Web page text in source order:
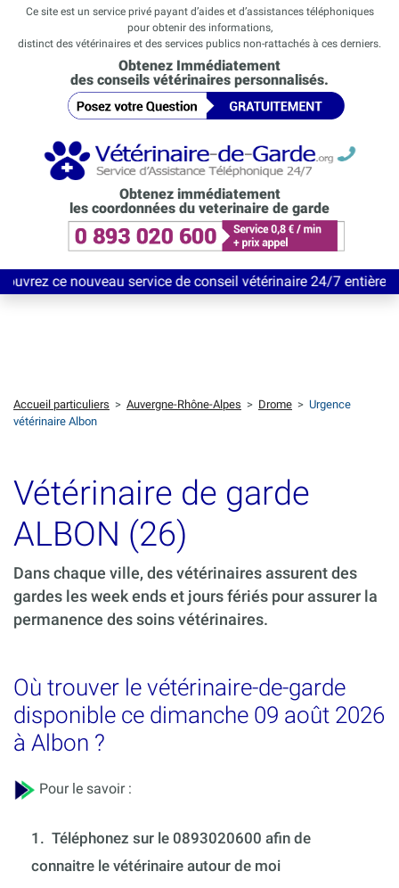
Ce site est un service privé payant d’aides et d’assistances téléphoniques
pour obtenir des informations,
distinct des vétérinaires et des services publics non-rattachés à ces derniers.
Obtenez Immédiatement
des conseils vétérinaires personnalisés.
Obtenez immédiatement
les coordonnées du veterinaire de garde
service de conseil vétérinaire 24/7 entièrement Gratuit
Accueil particuliers > Auvergne-Rhône-Alpes > Drome > Urgence
vétérinaire Albon
Vétérinaire de garde
ALBON (26)
Dans chaque ville, des vétérinaires assurent des
gardes les week ends et jours fériés pour assurer la
permanence des soins vétérinaires.
Où trouver le vétérinaire-de-garde
disponible ce dimanche 09 août 2026
à Albon ?
Pour le savoir :
1. Téléphonez sur le 0893020600 afin de
connaitre le vétérinaire autour de moi